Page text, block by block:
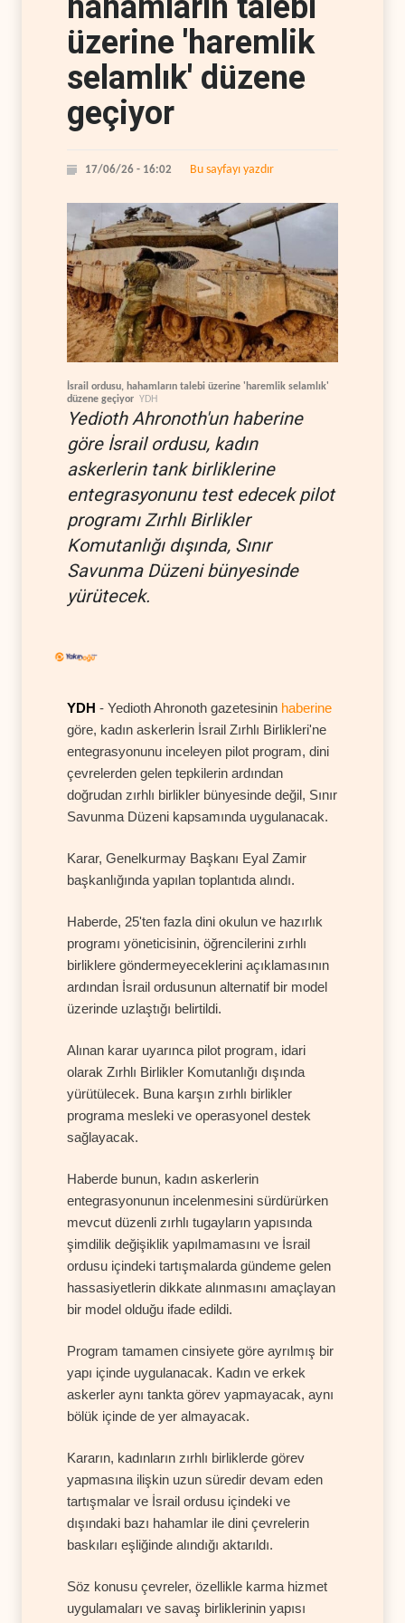
üzerine 'haremlik
selamlık' düzene
geçiyor
17/06/26 - 16:02 Bu sayfayı yazdır
İsrail ordusu, hahamların talebi üzerine 'haremlik selamlık'
düzene geçiyor YDH
Yedioth Ahronoth'un haberine
göre İsrail ordusu, kadın
askerlerin tank birliklerine
entegrasyonunu test edecek pilot
programı Zırhlı Birlikler
Komutanlığı dışında, Sınır
Savunma Düzeni bünyesinde
yürütecek.
YDH - Yedioth Ahronoth gazetesinin haberine
göre, kadın askerlerin İsrail Zırhlı Birlikleri'ne
entegrasyonunu inceleyen pilot program, dini
çevrelerden gelen tepkilerin ardından
doğrudan zırhlı birlikler bünyesinde değil, Sınır
Savunma Düzeni kapsamında uygulanacak.
Karar, Genelkurmay Başkanı Eyal Zamir
başkanlığında yapılan toplantıda alındı.
Haberde, 25'ten fazla dini okulun ve hazırlık
programı yöneticisinin, öğrencilerini zırhlı
birliklere göndermeyeceklerini açıklamasının
ardından İsrail ordusunun alternatif bir model
üzerinde uzlaştığı belirtildi.
Alınan karar uyarınca pilot program, idari
olarak Zırhlı Birlikler Komutanlığı dışında
yürütülecek. Buna karşın zırhlı birlikler
programa mesleki ve operasyonel destek
sağlayacak.
Haberde bunun, kadın askerlerin
entegrasyonunun incelenmesini sürdürürken
mevcut düzenli zırhlı tugayların yapısında
şimdilik değişiklik yapılmamasını ve İsrail
ordusu içindeki tartışmalarda gündeme gelen
hassasiyetlerin dikkate alınmasını amaçlayan
bir model olduğu ifade edildi.
Program tamamen cinsiyete göre ayrılmış bir
yapı içinde uygulanacak. Kadın ve erkek
askerler aynı tankta görev yapmayacak, aynı
bölük içinde de yer almayacak.
Kararın, kadınların zırhlı birliklerde görev
yapmasına ilişkin uzun süredir devam eden
tartışmalar ve İsrail ordusu içindeki ve
dışındaki bazı hahamlar ile dini çevrelerin
baskıları eşliğinde alındığı aktarıldı.
Söz konusu çevreler, özellikle karma hizmet
uygulamaları ve savaş birliklerinin yapısı